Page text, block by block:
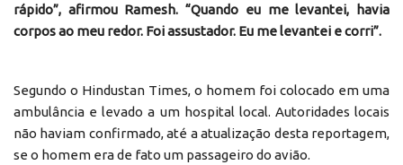
rápido”, afirmou Ramesh. “Quando eu me levantei, havia
corpos ao meu redor. Foi assustador. Eu me levantei e corri”.
Segundo o Hindustan Times, o homem foi colocado em uma
ambulância e levado a um hospital local. Autoridades locais
não haviam confirmado, até a atualização desta reportagem,
se o homem era de fato um passageiro do avião.